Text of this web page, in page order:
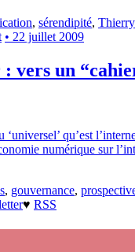
, sérendipité,
• 22 juillet 2009
vers un
‘universel’ qu’est
numérique sur
, gouvernance,
♥ RSS